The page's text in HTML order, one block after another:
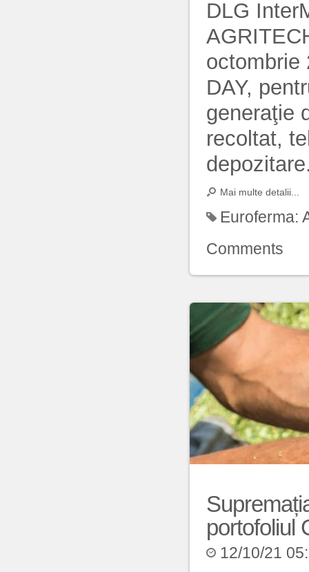
DLG
octombrie
DAY,
generaţie
recoltat,
Mai multe detalii...
Euroferma:
Comments
portofoliul
12/10/21